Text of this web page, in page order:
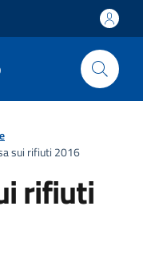
sui rifiuti 2016
rifiuti